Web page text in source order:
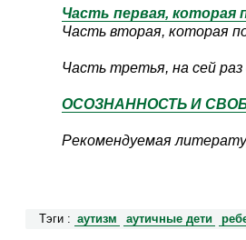
Часть первая, которая
Часть вторая, которая
Часть третья, на сей раз
ОСОЗНАННОСТЬ И
Рекомендуемая
Тэги : аутизм аутичные дети